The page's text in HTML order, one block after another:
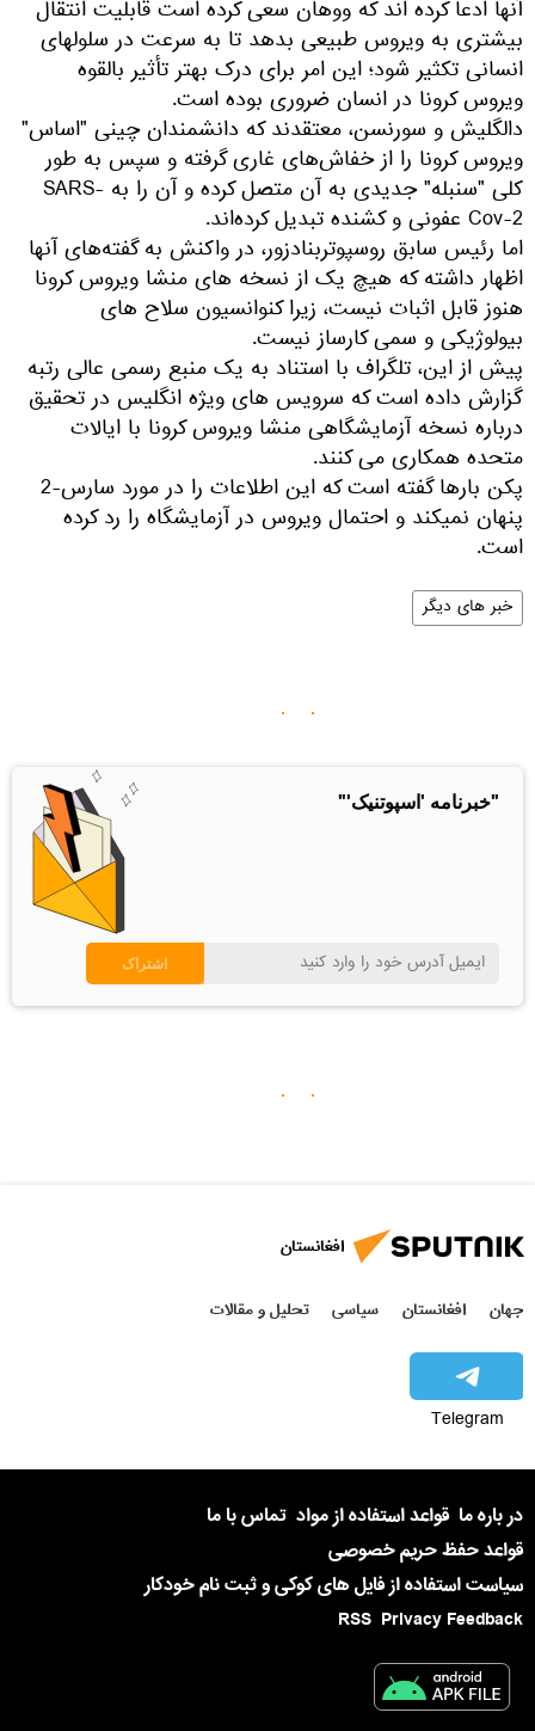
آنها ادعا کرده اند که ووهان سعی کرده است قابلیت انتقال
بیشتری به ویروس طبیعی بدهد تا به سرعت در سلولهای
انسانی تکثیر شود؛ این امر برای درک بهتر تأثیر بالقوه
ویروس کرونا در انسان ضروری بوده است.
دالگلیش و سورنسن، معتقدند كه دانشمندان چینی "اساس"
ویروس كرونا را از خفاش‌های غاری گرفته و سپس به طور
كلی "سنبله" جدیدی به آن متصل كرده و آن را به SARS-
Cov-2 عفونی و كشنده تبدیل كرده‌اند.
اما رئیس سابق روسپوتربنادزور، در واکنش به گفته‌های آنها
اظهار داشته که هیچ یک از نسخه های منشا ویروس کرونا
هنوز قابل اثبات نیست، زیرا کنوانسیون سلاح های
بیولوژیکی و سمی کارساز نیست.
پیش از این، تلگراف با استناد به یک منبع رسمی عالی رتبه
گزارش داده است که سرویس های ویژه انگلیس در تحقیق
درباره نسخه آزمایشگاهی منشا ویروس کرونا با ایالات
متحده همکاری می کنند.
پکن بارها گفته است که این اطلاعات را در مورد سارس-2
پنهان نمیکند و احتمال ویروس در آزمایشگاه را رد کرده
است.
خبر های دیگر
"خبرنامه 'اسپوتنیک'"
افغانستان
جهان افغانستان سیاسی تحلیل و مقالات
Telegram
در باره ما قواعد استفاده از مواد تماس با ما
قواعد حفظ حریم خصوصی
سیاست استفاده از فایل های کوکی و ثبت نام خودکار
Privacy Feedback
RSS